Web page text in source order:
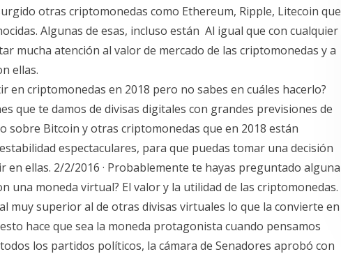
otras criptomonedas como Ethereum, Ripple, Litecoin que
Algunas de esas, incluso están Al igual que con cualquier
mucha atención al valor de mercado de las criptomonedas y a
ellas.
en criptomonedas en 2018 pero no sabes en cuáles hacerlo?
que te damos de divisas digitales con grandes previsiones de
sobre Bitcoin y otras criptomonedas que en 2018 están
espectaculares, para que puedas tomar una decisión
ellas. 2/2/2016 · Probablemente te hayas preguntado alguna
una moneda virtual? El valor y la utilidad de las criptomonedas.
muy superior al de otras divisas virtuales lo que la convierte en
hace que sea la moneda protagonista cuando pensamos
los partidos políticos, la cámara de Senadores aprobó con